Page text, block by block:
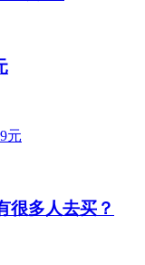
很多人去买？